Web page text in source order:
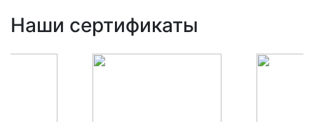
Наши сертификаты